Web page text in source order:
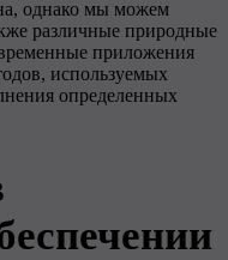
однако мы можем
различные природные
приложения
используемых
определенных